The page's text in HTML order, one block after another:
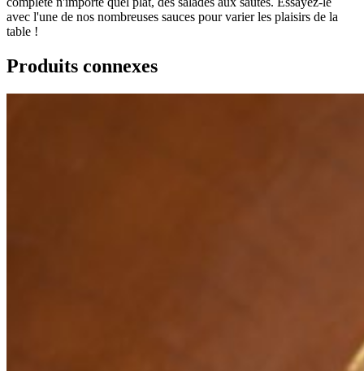
avec l'une de nos nombreuses sauces pour varier les plaisirs de la
table !
Produits connexes